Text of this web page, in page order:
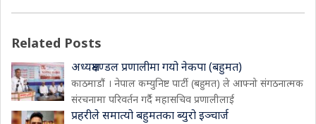
Related Posts
अध्यक्षमण्डल प्रणालीमा गयो नेकपा (बहुमत)
काठमाडौं । नेपाल कम्युनिष्ट पार्टी (बहुमत) ले आफ्नो संगठनात्मक
संरचनामा परिवर्तन गर्दै महासचिव प्रणालीलाई
प्रहरीले समात्यो बहुमतका ब्युरो इञ्चार्ज